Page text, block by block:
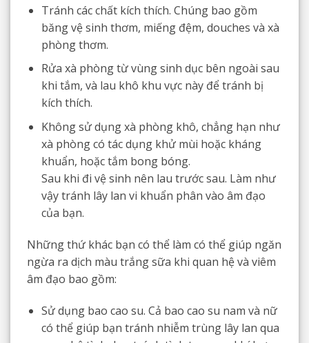
Tránh các chất kích thích. Chúng bao gồm
băng vệ sinh thơm, miếng đệm, douches và xà
phòng thơm.
Rửa xà phòng từ vùng sinh dục bên ngoài sau
khi tắm, và lau khô khu vực này để tránh bị
kích thích.
Không sử dụng xà phòng khô, chẳng hạn như
xà phòng có tác dụng khử mùi hoặc kháng
khuẩn, hoặc tắm bong bóng.
Sau khi đi vệ sinh nên lau trước sau. Làm như
vậy tránh lây lan vi khuẩn phân vào âm đạo
của bạn.
Những thứ khác bạn có thể làm có thể giúp ngăn
ngừa ra dịch màu trắng sữa khi quan hệ và viêm
âm đạo bao gồm:
Sử dụng bao cao su. Cả bao cao su nam và nữ
có thể giúp bạn tránh nhiễm trùng lây lan qua